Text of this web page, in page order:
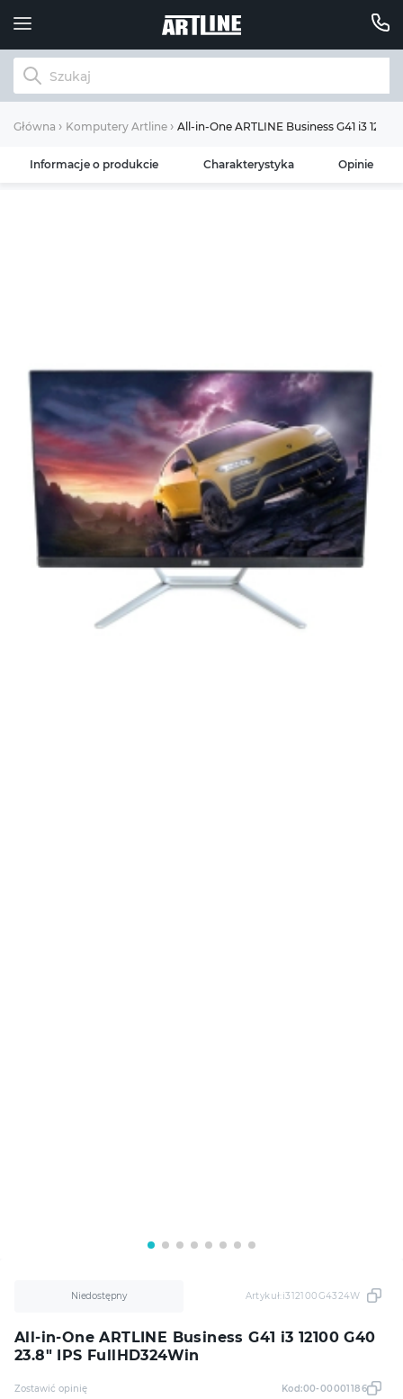
Główna Komputery Artline All-in-One ARTLINE Business G41 i3
Informacje o produkcie Charakterystyka Opinie
All-in-One ARTLINE Business G41 i3 12100 G40
23.8" IPS FullHD324Win
Niedostępny Artykuł:i312100G4324W
Zostawić opinię Kod:00-00001186